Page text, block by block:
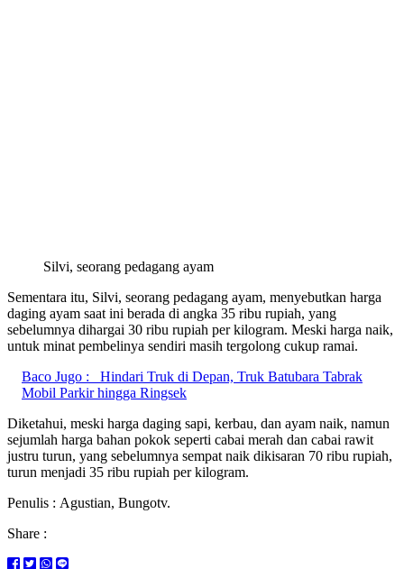
Silvi, seorang pedagang ayam
Sementara itu, Silvi, seorang pedagang ayam, menyebutkan harga
daging ayam saat ini berada di angka 35 ribu rupiah, yang
sebelumnya dihargai 30 ribu rupiah per kilogram. Meski harga naik,
untuk minat pembelinya sendiri masih tergolong cukup ramai.
Baco Jugo :
Hindari Truk di Depan, Truk Batubara Tabrak
Mobil Parkir hingga Ringsek
Diketahui, meski harga daging sapi, kerbau, dan ayam naik, namun
sejumlah harga bahan pokok seperti cabai merah dan cabai rawit
justru turun, yang sebelumnya sempat naik dikisaran 70 ribu rupiah,
turun menjadi 35 ribu rupiah per kilogram.
Penulis : Agustian, Bungotv.
Share :